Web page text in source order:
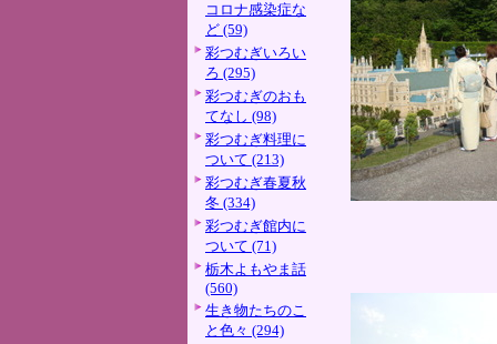
コロナ感染症な
ど (59)
彩つむぎいろい
ろ (295)
彩つむぎのおも
てなし (98)
彩つむぎ料理に
ついて (213)
彩つむぎ春夏秋
冬 (334)
彩つむぎ館内に
ついて (71)
栃木よもやま話
(560)
生き物たちのこ
と色々 (294)